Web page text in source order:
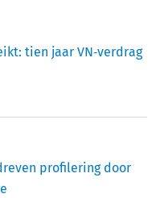
tien jaar VN‑verdrag
profilering door